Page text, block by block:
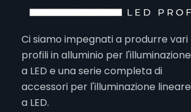
Ci siamo impegnati a produrre vari
profili in alluminio per l'illuminazione
a LED e una serie completa di
accessori per l'illuminazione lineare
a LED.